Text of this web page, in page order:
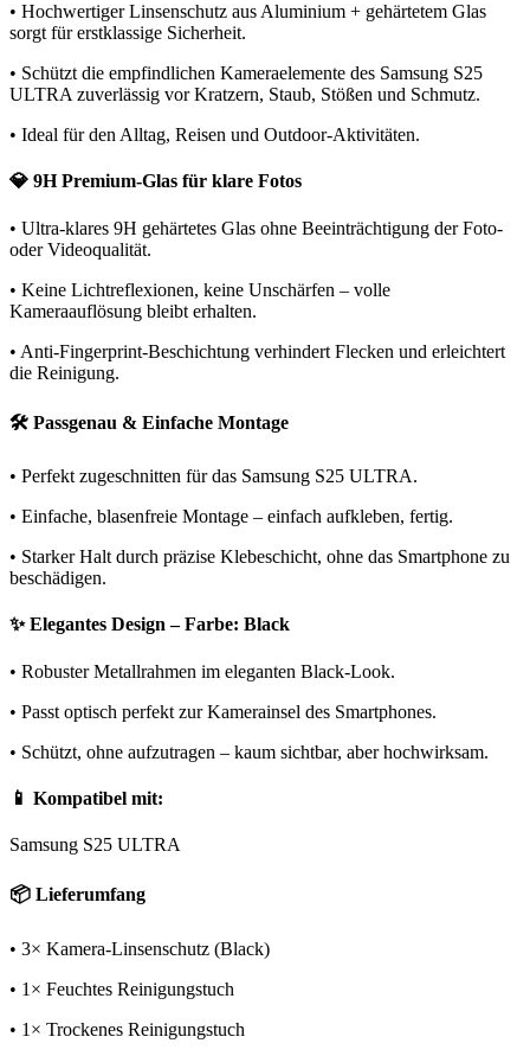
• Hochwertiger Linsenschutz aus Aluminium + gehärtetem Glas
sorgt für erstklassige Sicherheit.
• Schützt die empfindlichen Kameraelemente des Samsung S25
ULTRA zuverlässig vor Kratzern, Staub, Stößen und Schmutz.
• Ideal für den Alltag, Reisen und Outdoor-Aktivitäten.
💎 9H Premium-Glas für klare Fotos
• Ultra-klares 9H gehärtetes Glas ohne Beeinträchtigung der Foto-
oder Videoqualität.
• Keine Lichtreflexionen, keine Unschärfen – volle
Kameraauflösung bleibt erhalten.
• Anti-Fingerprint-Beschichtung verhindert Flecken und erleichtert
die Reinigung.
🛠️ Passgenau & Einfache Montage
• Perfekt zugeschnitten für das Samsung S25 ULTRA.
• Einfache, blasenfreie Montage – einfach aufkleben, fertig.
• Starker Halt durch präzise Klebeschicht, ohne das Smartphone zu
beschädigen.
✨ Elegantes Design – Farbe: Black
• Robuster Metallrahmen im eleganten Black-Look.
• Passt optisch perfekt zur Kamerainsel des Smartphones.
• Schützt, ohne aufzutragen – kaum sichtbar, aber hochwirksam.
📱 Kompatibel mit:
Samsung S25 ULTRA
📦 Lieferumfang
• 3× Kamera-Linsenschutz (Black)
• 1× Feuchtes Reinigungstuch
• 1× Trockenes Reinigungstuch